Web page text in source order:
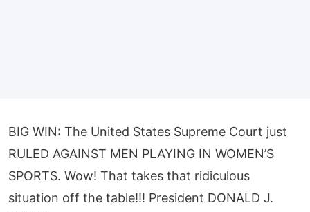
BIG WIN: The United States Supreme Court just
RULED AGAINST MEN PLAYING IN WOMEN’S
SPORTS. Wow! That takes that ridiculous
situation off the table!!! President DONALD J.